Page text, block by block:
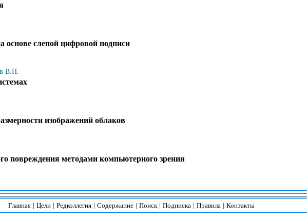
основе слепой цифровой подписи
В.П.
изображений облаков
повреждения методами компьютерного зрения
Главная | Цели | Редколлегия | Содержание | Поиск | Подписка | Правила | Контакты